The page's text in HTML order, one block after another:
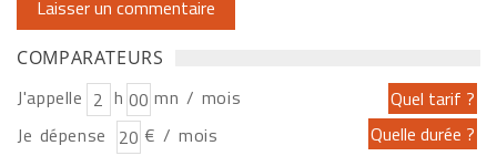
COMPARATEURS
J'appelle h
mn / mois
Je dépense
€ / mois